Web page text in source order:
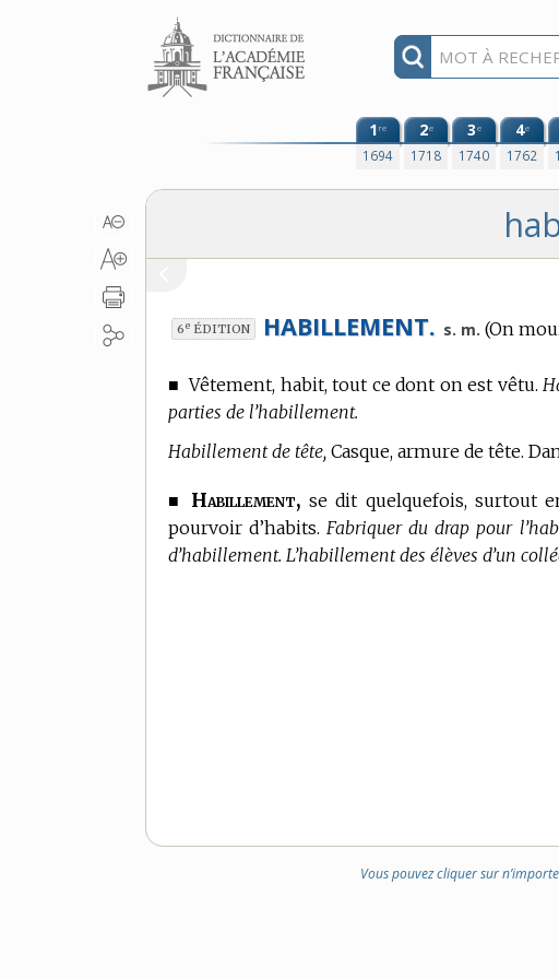
Aller au contenu
1re
1694
2e
1718
3e
1740
4e
1762
6e ÉDITION HABILLEMENT. s. m. (On
■Vêtement, habit, tout ce dont on est vêtu.
parties de l’habillement.
Habillement de tête, Casque, armure de tête.
■ Habillement, se dit quelquefois, surtout
pourvoir d’habits. Fabriquer du drap pour
d’habillement. L’habillement des élèves d’un
Vous pouvez cliquer sur